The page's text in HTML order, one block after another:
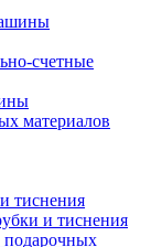
счетные
материалов
тиснения
и тиснения
подарочных